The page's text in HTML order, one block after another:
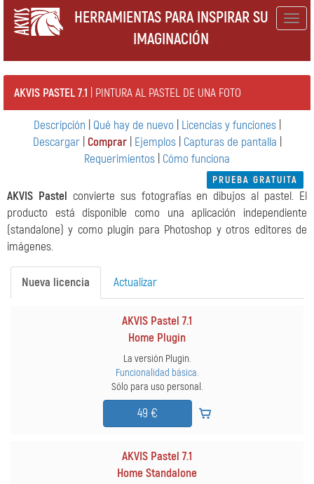
HERRAMIENTAS PARA INSPIRAR SU
IMAGINACIÓN
AKVIS PASTEL 7.1 | PINTURA AL PASTEL DE UNA FOTO
Descripción Qué hay de nuevo Licencias y funciones|
Descargar| Comprar| Ejemplos| Capturas de pantalla
Requerimientos Cómo funciona
PRUEBA GRATUITA
AKVIS Pastel convierte sus fotografías en dibujos al pastel. El
producto está disponible como una aplicación independiente
(standalone) y como plugin para Photoshop y otros editores de
imágenes.
Nueva licencia Actualizar
AKVIS Pastel 7.1
Home Plugin
La versión Plugin.
Funcionalidad básica.
Sólo para uso personal.
49 €
AKVIS Pastel 7.1
Home Standalone